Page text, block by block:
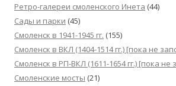
Ретро-галереи смоленского Инета (44)
Сады и парки (45)
Смоленск в 1941-1945 гг. (155)
Смоленск в ВКЛ (1404-1514 гг.) [пока не
Смоленск в РП-ВКЛ (1611-1654 гг.) [пока не
Смоленские мосты (21)